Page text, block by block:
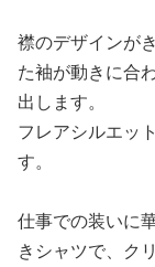
襟のデザインが
た袖が動きに合
出します。
フレアシルエッ
す。
仕事での装いに
きシャツで、ク